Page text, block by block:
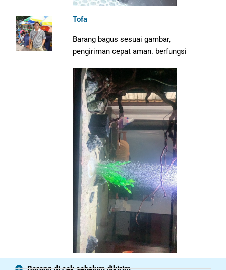
Tofa
Barang bagus sesuai gambar,
pengiriman cepat aman. berfungsi